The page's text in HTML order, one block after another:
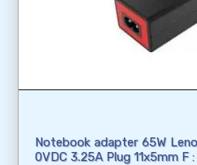
Notebook adapter 65W
0VDC 3.25A Plug 11x5mm F :